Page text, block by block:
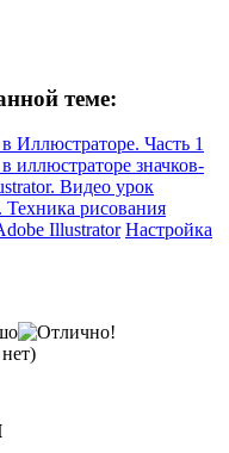
теме:
Иллюстраторе. Часть 1
иллюстраторе значков-
Видео урок
Техника рисования
Illustrator Настройка